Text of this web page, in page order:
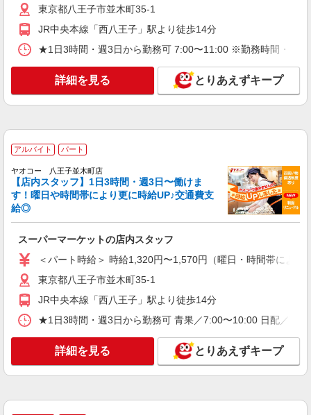
円〜
東京都八王子市北野台5-49-6
キープ 詳細を見る
パート
キープ 詳細を見る
パート
株式会社和田精機製作所
[1]楽器部品の製造 [2]工場内の清掃
時給1,226円
キープ 詳細を見る
株式会社リジョイスカンパニー（113201）
時給1230円以上
東京都八王子市並木町35-1
JR中央本線「西八王子」駅より徒歩14分
★1日3時間・週3日から勤務可 7:00〜11:00 ※勤務時間・日
詳細を見る とりあえずキープ
アルバイト パート
ヤオコー 八王子並木町店
【店内スタッフ】1日3時間・週3日〜働けま
す！曜日や時間帯により更に時給UP♪交通費支
給◎
スーパーマーケットの店内スタッフ
＜パート時給＞ 時給1,320円〜1,570円（曜日・時間帯によ
東京都八王子市並木町35-1
JR中央本線「西八王子」駅より徒歩14分
★1日3時間・週3日から勤務可 青果／7:00〜10:00 日配／
詳細を見る とりあえずキープ